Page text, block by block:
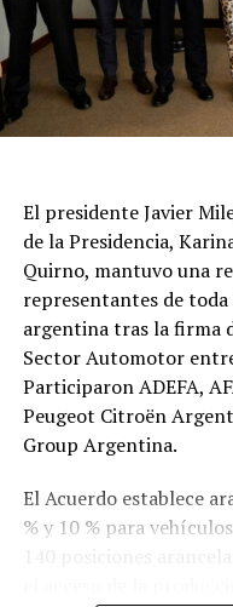
El presidente Javier
de la Presidencia,
Quirno, mantuvo una
representantes de
argentina tras la firma
Sector Automotor
Participaron ADEFA,
Peugeot Citroën
Group Argentina.
El Acuerdo establece
% y 10 % para